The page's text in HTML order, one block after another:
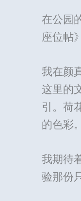
在公园
座位帖
我在颜
这里的
引。荷
的色彩。
我期待
验那份